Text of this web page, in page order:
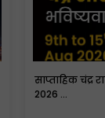
साप्ताहिक चंद्र
2026 ...